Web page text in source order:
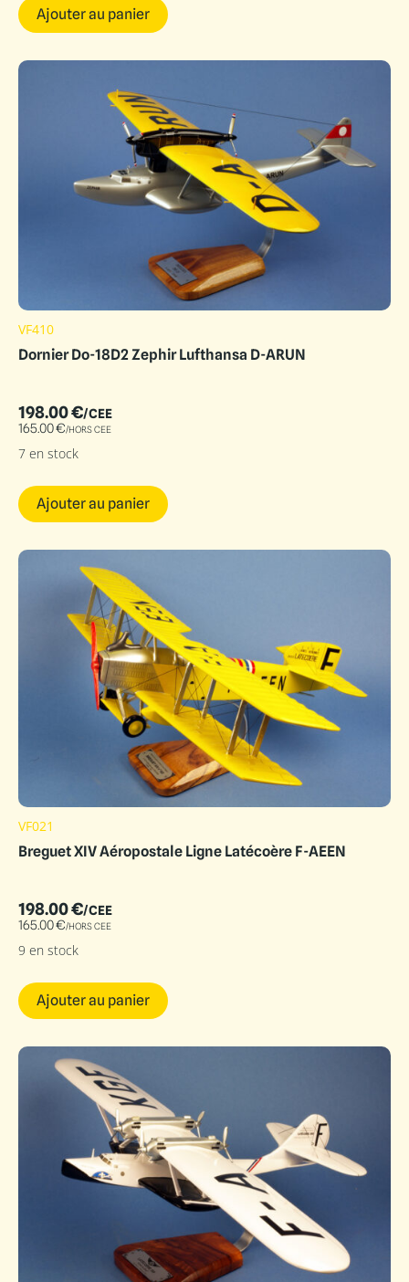
Ajouter au panier
VF410
Dornier Do-18D2 Zephir Lufthansa D-ARUN
198.00€/CEE
165.00€/HORS CEE
7 en stock
Ajouter au panier
VF021
Breguet XIV Aéropostale Ligne Latécoère F-AEEN
198.00€/CEE
165.00€/HORS CEE
9 en stock
Ajouter au panier